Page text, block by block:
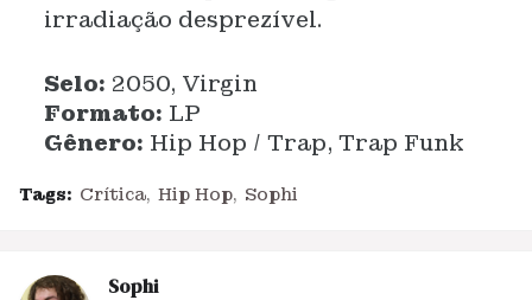
irradiação desprezível.
Selo: 2050, Virgin
Formato: LP
Gênero: Hip Hop / Trap, Trap Funk
Tags: Crítica Hip Hop Sophi
Sophi